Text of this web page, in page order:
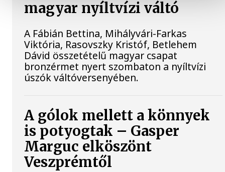
magyar nyíltvízi váltó
A Fábián Bettina, Mihályvári-Farkas
Viktória, Rasovszky Kristóf, Betlehem
Dávid összetételű magyar csapat
bronzérmet nyert szombaton a nyíltvízi
úszók váltóversenyében.
A gólok mellett a könnyek
is potyogtak – Gasper
Marguc elköszönt
Veszprémtől